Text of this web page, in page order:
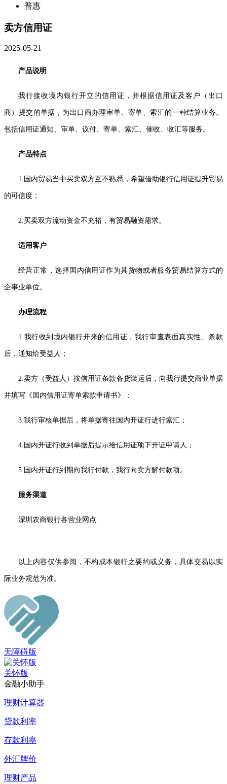
普惠
卖方信用证
2025-05-21
产品说明
我行接收境内银行开立的信用证，并根据信用证及客户（出口
商） 提交的单据，为出口商办理审单、寄单、索汇的一种结算业务。
包括信用证通知、审单、议付、寄单、索汇、催收、 收汇等服务 。
产品特点
1.国内贸易当中买卖双方互不熟悉，希望借助银行信用证提升贸易
的可信度；
2.买卖双方流动资金不充裕，有贸易融资需求。
适用客户
经营正常，选择国内信用证作为其货物或者服务贸易结算方式的
企事业单位。
办理流程
1.我行收到境内银行开来的信用证，我行审查表面真实性、条款
后，通知给受益人；
2.卖方（受益人）按信用证条款备货装运后，向我行提交商业单据
并填写《国内信用证寄单索款申请书》；
3.我行审核单据后，将单据寄往国内开证行进行索汇；
4.国内开证行收到单据后提示给信用证项下开证申请人；
5.国内开证行到期向我行付款，我行向卖方解付款项。
服务渠道
深圳农商银行各营业网点
以上 内容仅供参阅 ，不构成本银行之要约或义务 ， 具体交易以实
际业务规范为准。
无障碍版
关怀版
金融小助手
理财计算器
贷款利率
存款利率
外汇牌价
理财产品